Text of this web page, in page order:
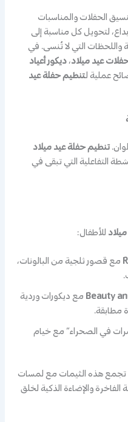
الحفلات والمناسبات
لتحويل كل مناسبة إلى
واللحظات التي لا تُنسى. في
عيد ميلاد،ديكور أعياد
عملية لـتنظيم حفلة عيد
تنظيم حفلة عيد ميلاد
التفاعلية التي تبقى في
للأطفال:
مع قصور ثلجية من البالونات،
Beauty مع ديكورات وردية
مطابقة.
في الصحراء” مع خيام
هذه الثيمات مع لمسات
والإضاءة الذكية لخلق